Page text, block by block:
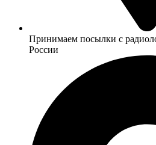
Принимаем посылки с
России